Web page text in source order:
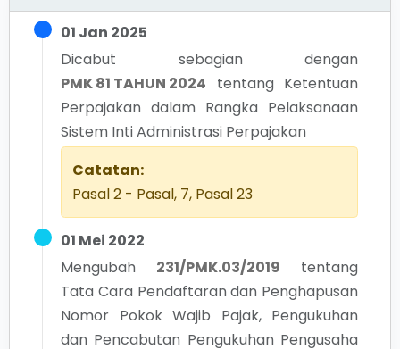
01 Jan 2025
Dicabut sebagian dengan
PMK 81 TAHUN 2024
tentang Ketentuan
Perpajakan dalam Rangka Pelaksanaan
Sistem Inti Administrasi Perpajakan
Catatan:
Pasal 2 - Pasal, 7, Pasal 23
01 Mei 2022
Mengubah
231/PMK.03/2019
tentang
Tata Cara Pendaftaran dan Penghapusan
Nomor Pokok Wajib Pajak, Pengukuhan
dan Pencabutan Pengukuhan Pengusaha